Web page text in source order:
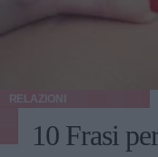
RELAZIONI
10 Frasi